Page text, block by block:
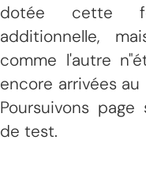
dotée cette
additionnelle,
comme l'autre
encore arrivées
Poursuivons
de test.